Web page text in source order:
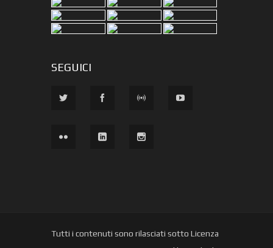
SEGUICI
Tutti i contenuti sono rilasciati sotto Licenza